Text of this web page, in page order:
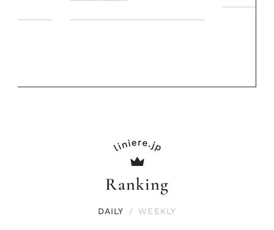
Ranking
DAILY / WEEKLY